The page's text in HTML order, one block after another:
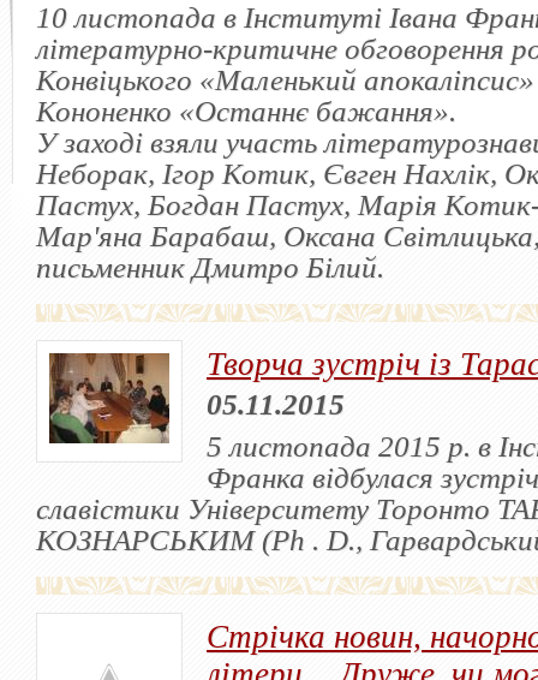
10 листопада в Інституті Івана
літературно-критичне обговорення
Конвіцького «Маленький
Кононенко «Останнє бажання».
У заході взяли участь
Неборак, Ігор Котик, Євген Нахлік,
Пастух, Богдан Пастух, Марія Котик-
Мар'яна Барабаш, Оксана
письменник Дмитро Білий.
Творча зустріч із
05.11.2015
5 листопада 2015 р. в
Франка відбулася
славістики Університету Торонто
КОЗНАРСЬКИМ (Ph . D.,
Стрічка новин,